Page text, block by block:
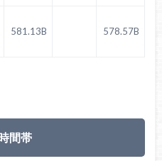
581.13B 578.57B
間帯